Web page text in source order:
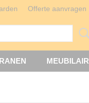
Offerte aanvragen
MEUBILAIR